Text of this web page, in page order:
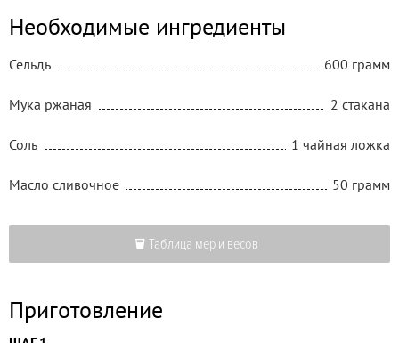
Необходимые ингредиенты
Сельдь 600 грамм
Мука ржаная 2 стакана
Соль 1 чайная ложка
Масло сливочное 50 грамм
Таблица мер и весов
Приготовление